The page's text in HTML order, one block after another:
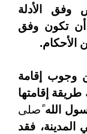
وفق الأدلة
أن تكون وفق
الأحكام.
وجوب إقامة
طريقة إقامتها
اللهًصلى
المدينة، فقد